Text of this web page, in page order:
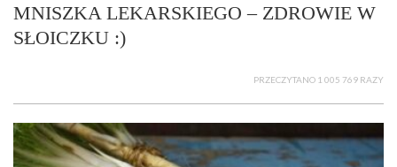
MNISZKA LEKARSKIEGO – ZDROWIE W
SŁOICZKU :)
PRZECZYTANO 1 005 769 RAZY